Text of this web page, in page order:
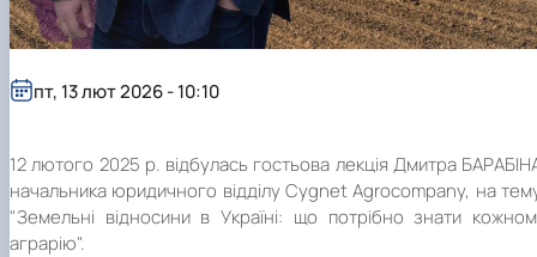
12 лютого 2025 р. відбулась гостьова лекція Дмитра
начальника юридичного відділу Cygnet Agrocompany, на
"Земельні відносини в Україні: що потрібно знати
аграрію".
пт, 13 лют 2026 - 10:10